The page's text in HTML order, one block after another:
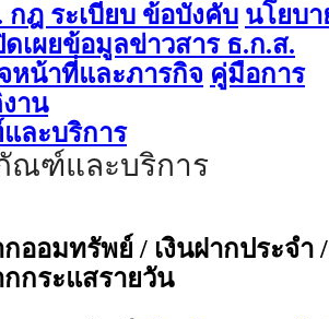
กฎ ระเบียบ ข้อบังคับ นโยบา
ดเผยข้อมูลข่าวสาร ธ.ก.ส.
หน้าที่และภารกิจ คู่มือการ
าน
ละบริการ
ณฑ์และบริการ
กออมทรัพย์ / เงินฝากประจำ /
กกระแสรายวัน